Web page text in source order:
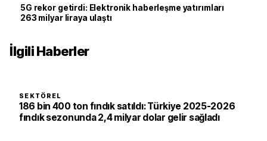
5G rekor getirdi: Elektronik haberleşme yatırımları
263 milyar liraya ulaştı
İlgili Haberler
SEKTÖREL
186 bin 400 ton fındık satıldı: Türkiye 2025-2026
fındık sezonunda 2,4 milyar dolar gelir sağladı